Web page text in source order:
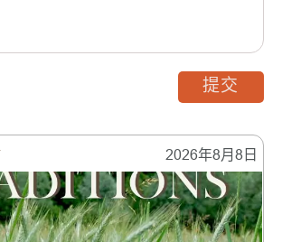
2026年8月8日
提交